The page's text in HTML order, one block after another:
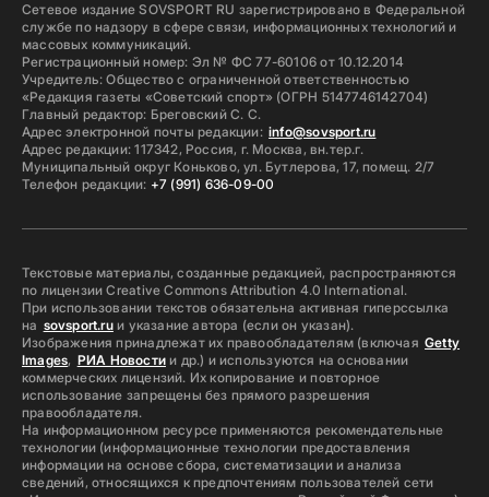
Сетевое издание SOVSPORT RU зарегистрировано в Федеральной
службе по надзору в сфере связи, информационных технологий и
массовых коммуникаций.
Регистрационный номер: Эл № ФС 77-60106 от 10.12.2014
Учредитель: Общество с ограниченной ответственностью
«Редакция газеты «Советский спорт» (ОГРН 5147746142704)
Главный редактор: Бреговский С. С.
Адрес электронной почты редакции: info@sovsport.ru
Адрес редакции: 117342, Россия, г. Москва, вн.тер.г.
Муниципальный округ Коньково, ул. Бутлерова, 17, помещ. 2/7
Телефон редакции: +7 (991) 636-09-00
Текстовые материалы, созданные редакцией, распространяются
по лицензии Creative Commons Attribution 4.0 International.
При использовании текстов обязательна активная гиперссылка
на sovsport.ruи указание автора (если он указан).
Изображения принадлежат их правообладателям (включая Getty
Images, РИА Новостии др.) и используются на основании
коммерческих лицензий. Их копирование и повторное
использование запрещены без прямого разрешения
правообладателя.
На информационном ресурсе применяются рекомендательные
технологии (информационные технологии предоставления
информации на основе сбора, систематизации и анализа
сведений, относящихся к предпочтениям пользователей сети